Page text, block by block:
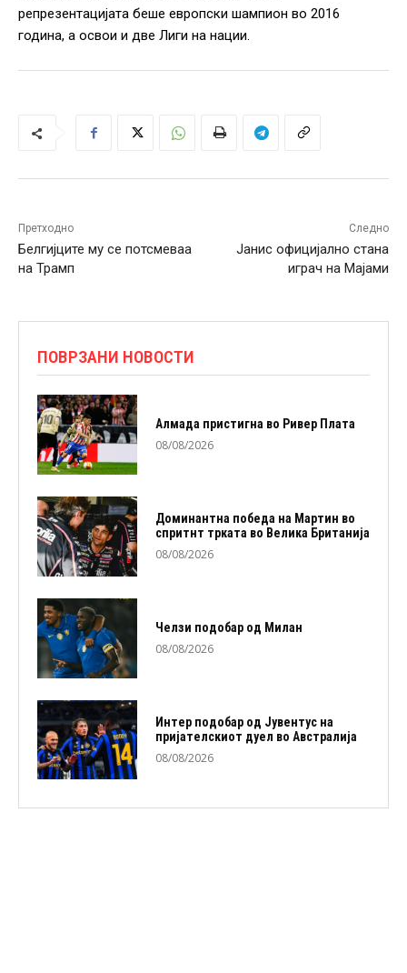
репрезентацијата беше европски шампион во 2016
година, а освои и две Лиги на нации.
Претходно
Белгијците му се потсмеваа
на Трамп
Следно
Јанис официјално стана
играч на Мајами
ПОВРЗАНИ НОВОСТИ
Алмада пристигна во Ривер Плата
08/08/2026
Доминантна победа на Мартин во
спритнт трката во Велика Британија
08/08/2026
Челзи подобaр од Милан
08/08/2026
Интер подобар од Јувентус на
пријателскиот дуел во Австралија
08/08/2026